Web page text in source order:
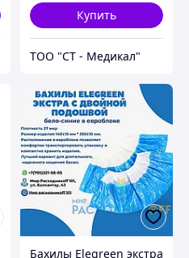
Купить
ТОО "СТ - Медикал"
Бахилы Elegreen экстра